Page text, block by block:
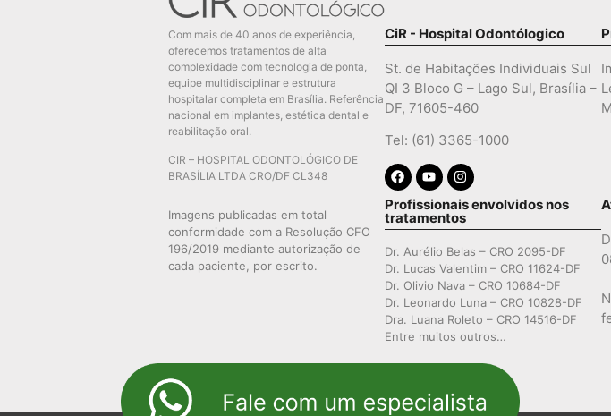
Com mais de 40 anos de experiência,
oferecemos tratamentos de alta
complexidade com tecnologia de ponta,
equipe multidisciplinar e estrutura
hospitalar completa em Brasília. Referência
nacional em implantes, estética dental e
reabilitação oral.
CIR – HOSPITAL ODONTOLÓGICO DE
BRASÍLIA LTDA CRO/DF CL348
CiR - Hospital Odontólogico
St. de Habitações Individuais Sul
QI 3 Bloco G – Lago Sul, Brasília –
DF, 71605-460
Tel: (61) 3365-1000
Imagens publicadas em total
conformidade com a Resolução CFO
196/2019 mediante autorização de
cada paciente, por escrito.
Profissionais envolvidos nos
tratamentos
Dr. Aurélio Belas – CRO 2095-DF
Dr. Lucas Valentim – CRO 11624-DF
Dr. Olivio Nava – CRO 10684-DF
Dr. Leonardo Luna – CRO 10828-DF
Dra. Luana Roleto – CRO 14516-DF
Entre muitos outros…